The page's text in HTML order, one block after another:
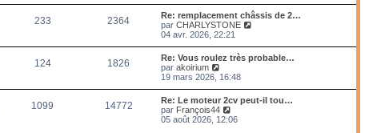
e
s
s
a
g
e
n
i
e
r
m
e
s
s
a
g
e
e
d
e
r
n
e
r
m
e
s
s
233 2364
Re: remplacement châssis de 2…
parCHARLYSTONE
l
e
r
04 avr. 2026, 22:21
124 1826
Re: Vous roulez très probable…
parakoirium
o
r
e
d
19 mars 2026, 16:48
1099 14772
Re: Le moteur 2cv peut-il tou…
par François44
o
05 août 2026, 12:06